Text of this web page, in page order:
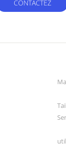
CONTACTEZ